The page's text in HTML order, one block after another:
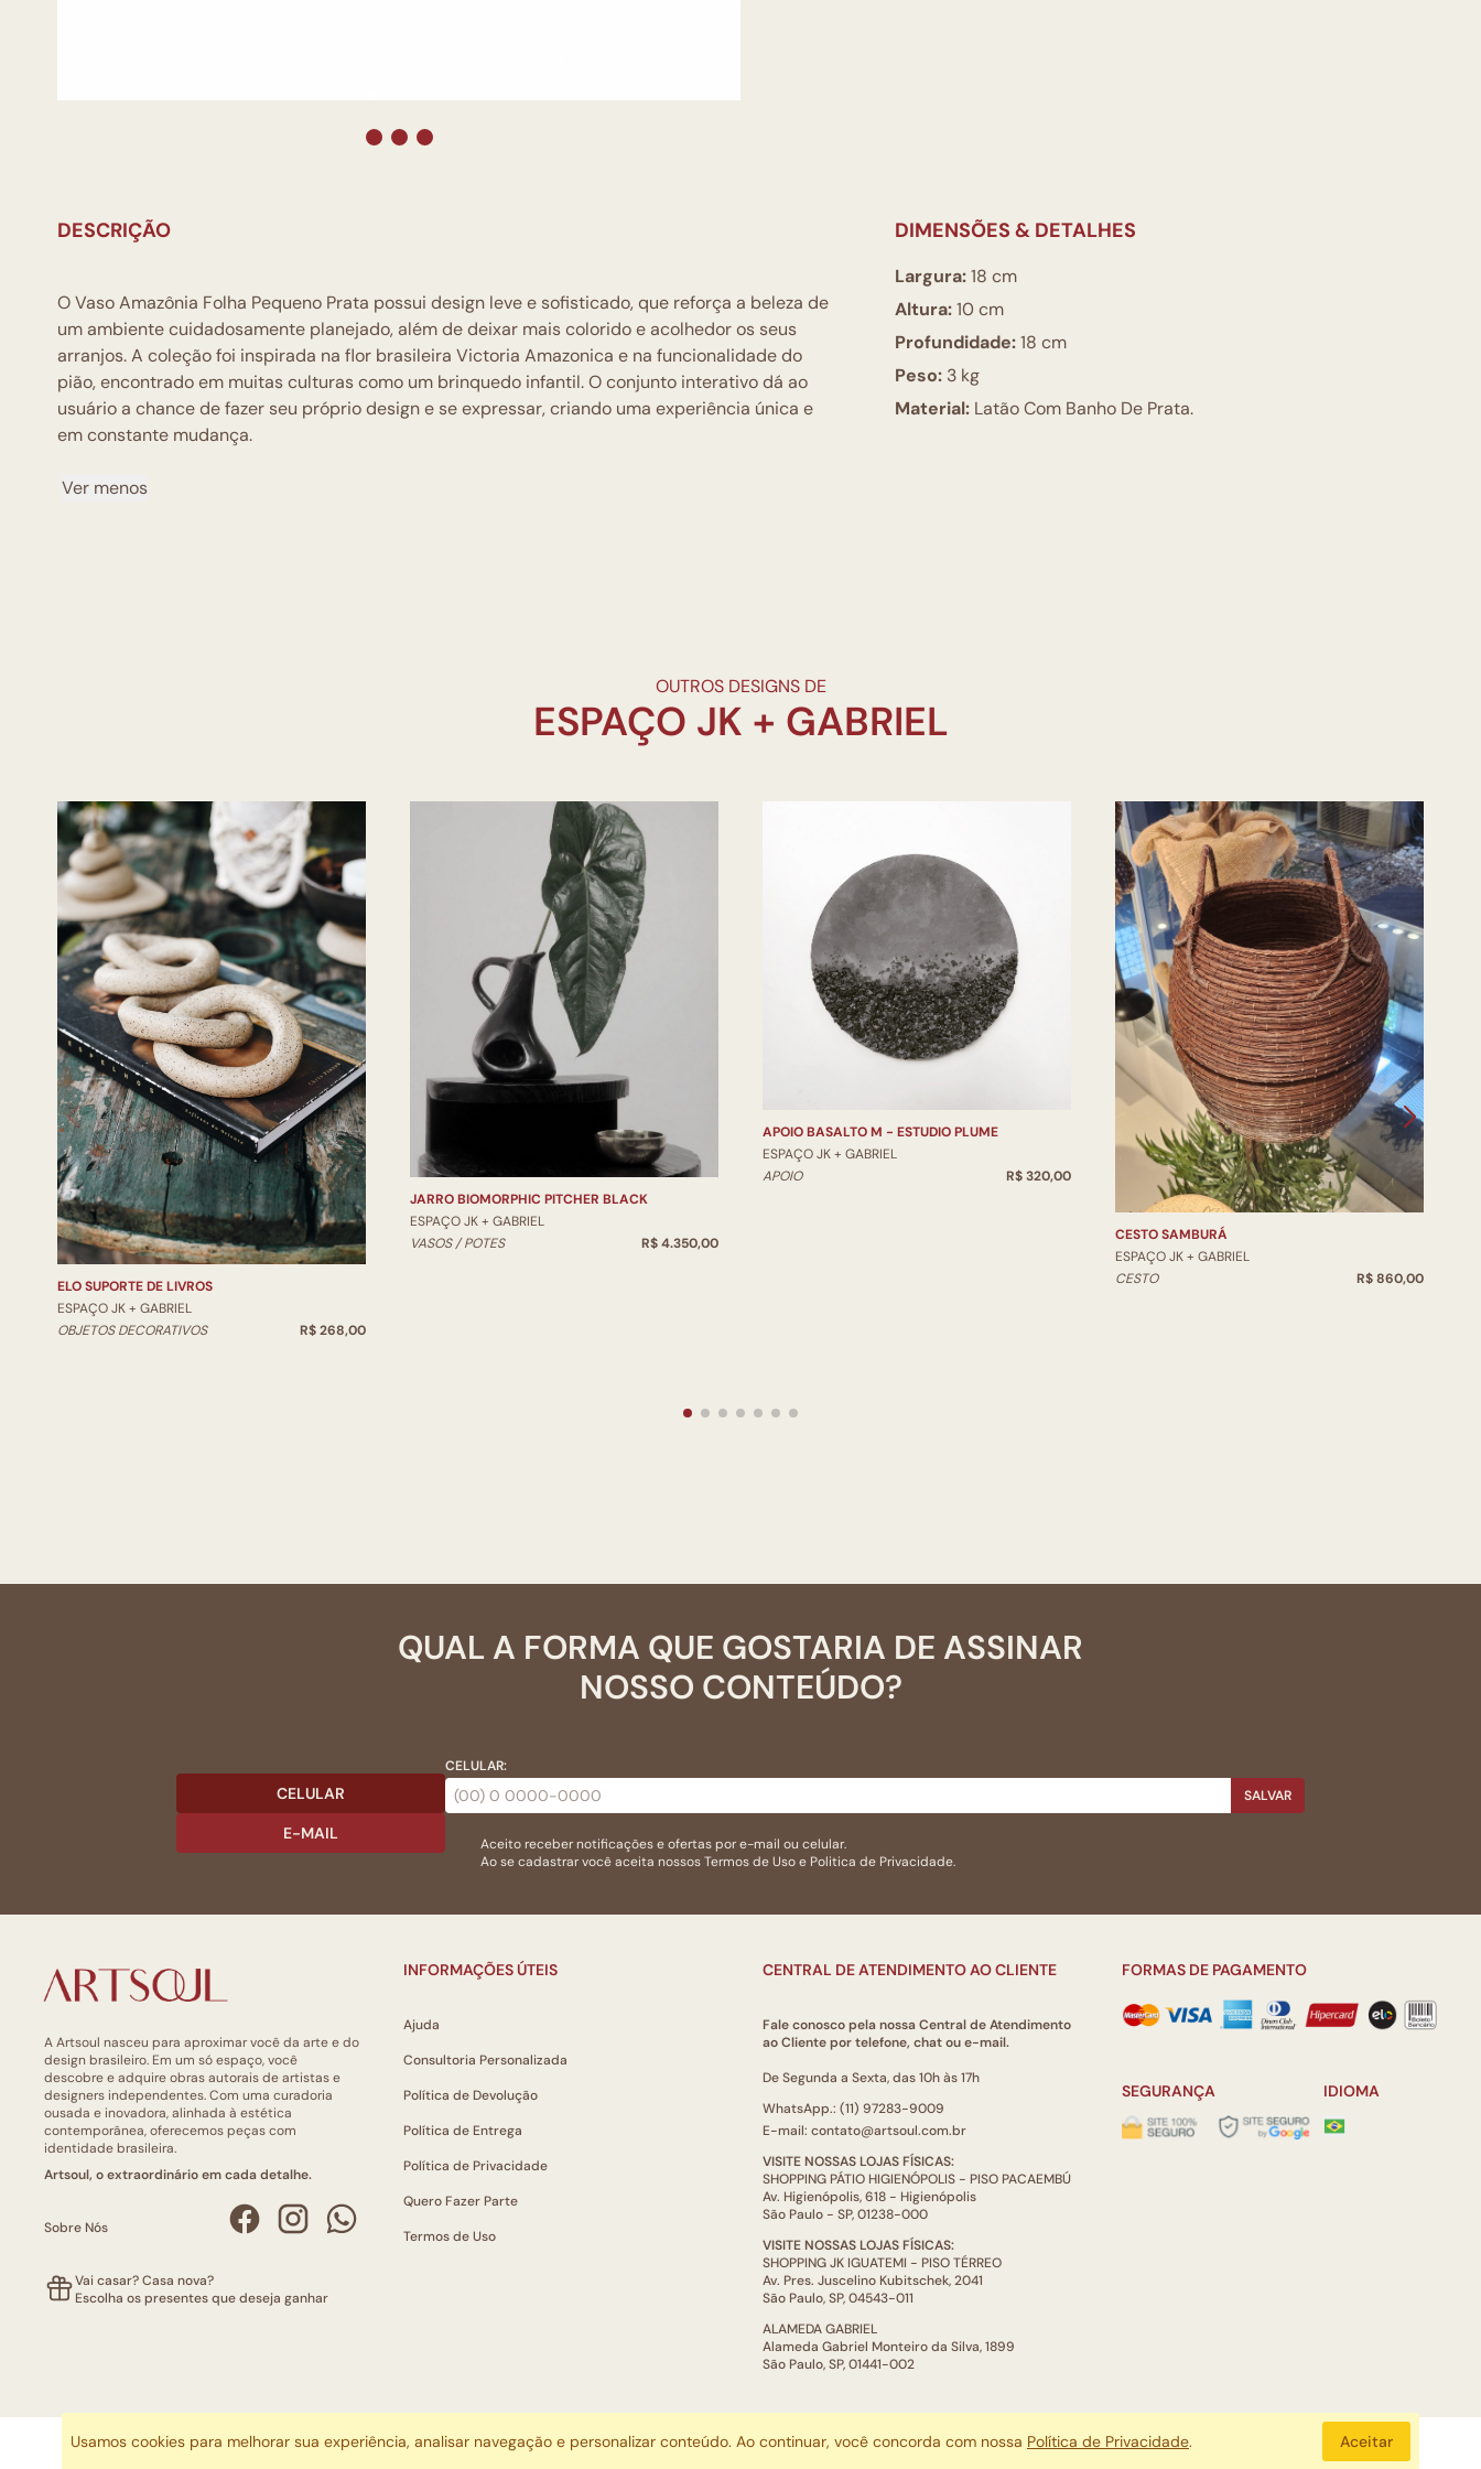
DESCRIÇÃO
O Vaso Amazônia Folha Pequeno Prata possui design leve e sofisticado, que reforça a beleza de
um ambiente cuidadosamente planejado, além de deixar mais colorido e acolhedor os seus
arranjos. A coleção foi inspirada na flor brasileira Victoria Amazonica e na funcionalidade do
pião, encontrado em muitas culturas como um brinquedo infantil. O conjunto interativo dá ao
usuário a chance de fazer seu próprio design e se expressar, criando uma experiência única e
em constante mudança.
Ver menos
DIMENSÕES & DETALHES
Largura:18 cm
Altura:10 cm
Profundidade:18 cm
Peso: 3 kg
Material: Latão Com Banho De Prata.
OUTROS DESIGNS DE
ELO SUPORTE DE LIVROS
ESPAÇO JK + GABRIEL
OBJETOS DECORATIVOS
R$ 268,00
JARRO BIOMORPHIC PITCHER BLACK
ESPAÇO JK + GABRIEL
VASOS / POTES
R$ 4.350,00
APOIO BASALTO M - ESTUDIO PLUME
ESPAÇO JK + GABRIEL
APOIO
R$ 320,00
CESTO SAMBURÁ
ESPAÇO JK + GABRIEL
CESTO
R$ 860,00
QUAL A FORMA QUE GOSTARIA DE ASSINAR
NOSSO CONTEÚDO?
CELULAR
E-MAIL
CELULAR:
SALVAR
Aceito receber notificações e ofertas por e-mail ou celular.
Ao se cadastrar você aceita nossosTermos de Usoe Politica de Privacidade.
A Artsoul nasceu para aproximar você da arte e do
design brasileiro. Em um só espaço, você
descobre e adquire obras autorais de artistas e
designers independentes. Com uma curadoria
ousada e inovadora, alinhada à estética
contemporânea, oferecemos peças com
identidade brasileira.
Artsoul, o extraordinário em cada detalhe.
Sobre Nós
Vai casar? Casa nova?
Escolha os presentes que deseja ganhar
INFORMAÇÕES ÚTEIS
Ajuda
Consultoria Personalizada
Política de Devolução
Política de Entrega
Política de Privacidade
Quero Fazer Parte
Termos de Uso
CENTRAL DE ATENDIMENTO AO CLIENTE
Fale conosco pela nossa Central de Atendimento
ao Cliente por telefone, chat ou e-mail.
De Segunda a Sexta, das 10h às 17h
WhatsApp.: (11) 97283-9009
E-mail: contato@artsoul.com.br
VISITE NOSSAS LOJAS FÍSICAS:
SHOPPING PÁTIO HIGIENÓPOLIS - PISO PACAEMBÚ
Av. Higienópolis, 618 - Higienópolis
São Paulo - SP, 01238-000
VISITE NOSSAS LOJAS FÍSICAS:
SHOPPING JK IGUATEMI - PISO TÉRREO
Av. Pres. Juscelino Kubitschek, 2041
São Paulo, SP, 04543-011
ALAMEDA GABRIEL
Alameda Gabriel Monteiro da Silva, 1899
São Paulo, SP, 01441-002
FORMAS DE PAGAMENTO
SEGURANÇA IDIOMA
ARTSOUL COMUNICAÇÃO DIGITAL LTDA | CNPJ: 29.752.781/0001-52
Usamos cookies para melhorar sua experiência, analisar navegação e personalizar conteúdo. Ao continuar, você concorda com nossa Política de Privacidade. Aceitar